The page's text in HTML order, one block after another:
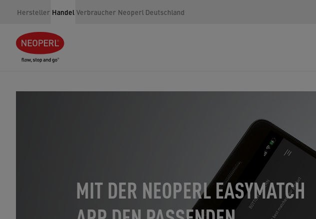
Hersteller Handel Verbraucher Neoperl Deutschland
MIT DER NEOPERL EASYMATCH